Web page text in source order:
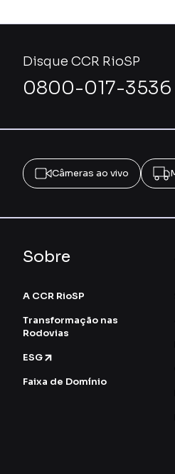
Disque CCR RioSP
0800-017-3536
Câmeras ao vivo
Sobre
A CCR RioSP
Transformação nas
Rodovias
ESG
Faixa de Domínio